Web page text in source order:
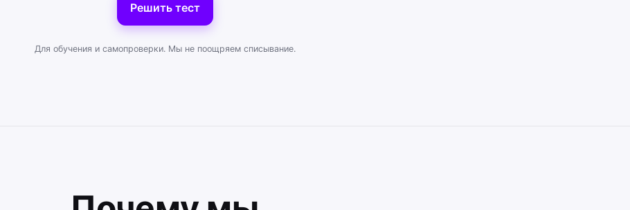
Решить тест
Для обучения и самопроверки. Мы не поощряем списывание.